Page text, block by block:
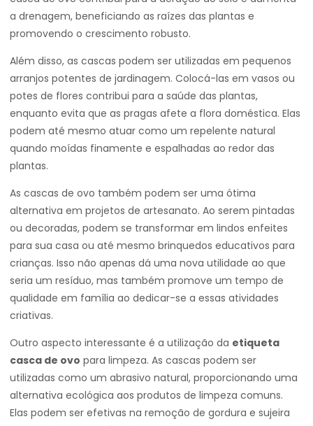
a drenagem, beneficiando as raízes das plantas e
promovendo o crescimento robusto.
Além disso, as cascas podem ser utilizadas em pequenos
arranjos potentes de jardinagem. Colocá-las em vasos ou
potes de flores contribui para a saúde das plantas,
enquanto evita que as pragas afete a flora doméstica. Elas
podem até mesmo atuar como um repelente natural
quando moídas finamente e espalhadas ao redor das
plantas.
As cascas de ovo também podem ser uma ótima
alternativa em projetos de artesanato. Ao serem pintadas
ou decoradas, podem se transformar em lindos enfeites
para sua casa ou até mesmo brinquedos educativos para
crianças. Isso não apenas dá uma nova utilidade ao que
seria um resíduo, mas também promove um tempo de
qualidade em família ao dedicar-se a essas atividades
criativas.
Outro aspecto interessante é a utilização da etiqueta
casca de ovo para limpeza. As cascas podem ser
utilizadas como um abrasivo natural, proporcionando uma
alternativa ecológica aos produtos de limpeza comuns.
Elas podem ser efetivas na remoção de gordura e sujeira